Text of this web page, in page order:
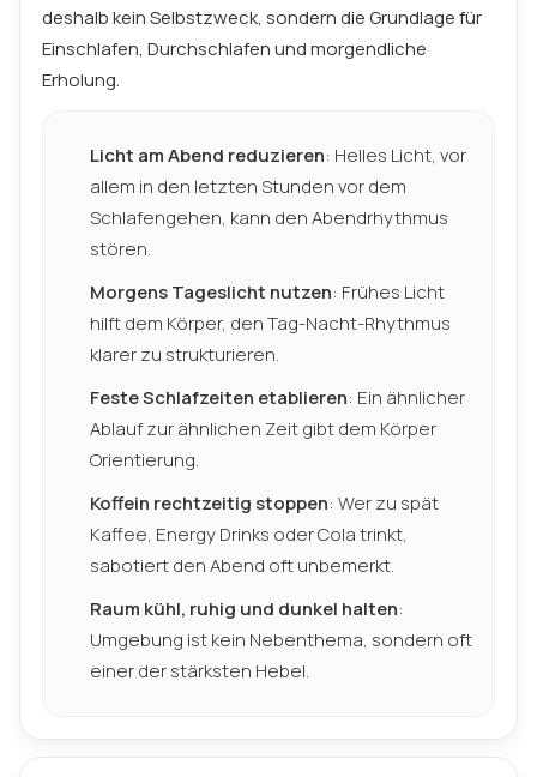
deshalb kein Selbstzweck, sondern die Grundlage für
Einschlafen, Durchschlafen und morgendliche
Erholung.
Licht am Abend reduzieren: Helles Licht, vor
allem in den letzten Stunden vor dem
Schlafengehen, kann den Abendrhythmus
stören.
Morgens Tageslicht nutzen: Frühes Licht
hilft dem Körper, den Tag-Nacht-Rhythmus
klarer zu strukturieren.
Feste Schlafzeiten etablieren: Ein ähnlicher
Ablauf zur ähnlichen Zeit gibt dem Körper
Orientierung.
Koffein rechtzeitig stoppen: Wer zu spät
Kaffee, Energy Drinks oder Cola trinkt,
sabotiert den Abend oft unbemerkt.
Raum kühl, ruhig und dunkel halten:
Umgebung ist kein Nebenthema, sondern oft
einer der stärksten Hebel.